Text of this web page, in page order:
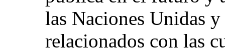
las Naciones Unidas
relacionados con las